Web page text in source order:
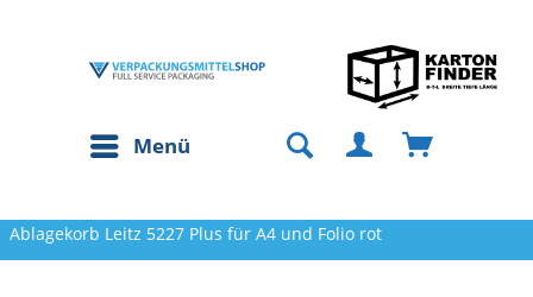
Menü
Ablagekorb Leitz 5227 Plus für A4 und Folio rot